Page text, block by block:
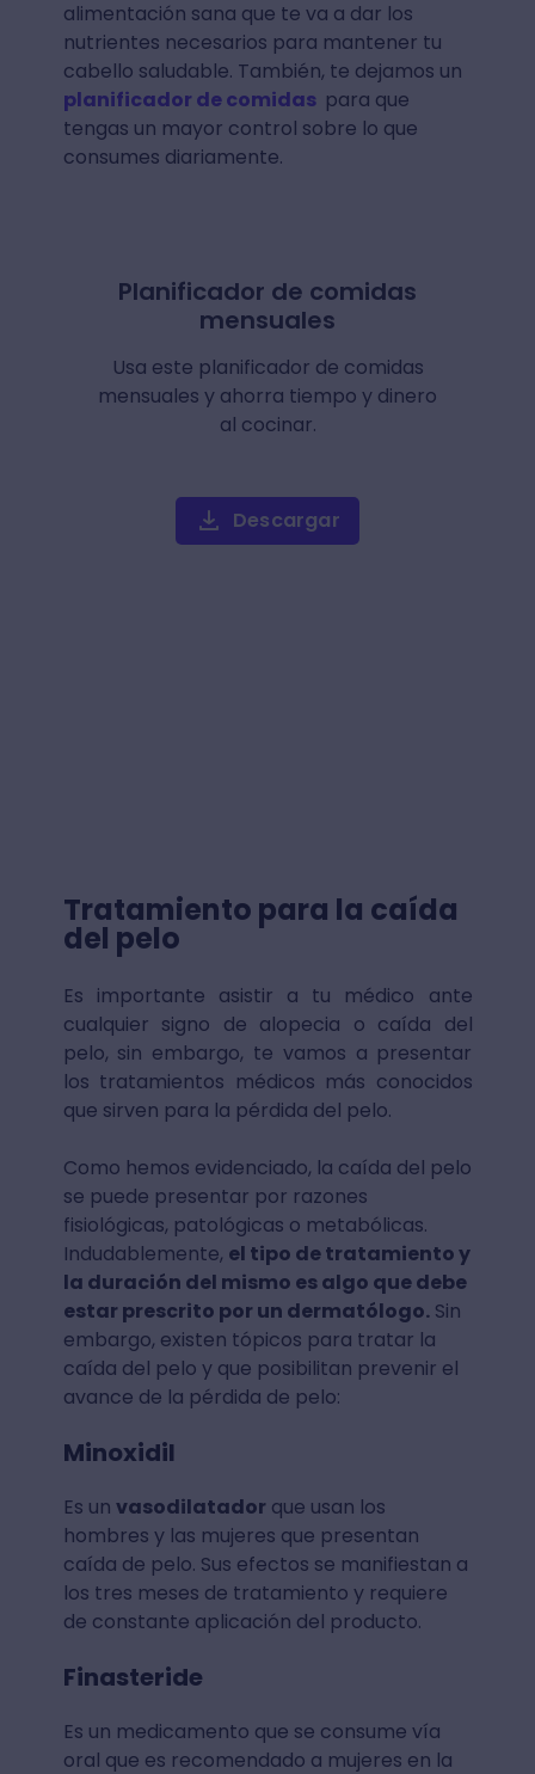
alimentación sana que te va a dar los
nutrientes necesarios para mantener tu
cabello saludable. También, te dejamos un
planificador de comidas para que
tengas un mayor control sobre lo que
consumes diariamente.
Planificador de comidas
mensuales
Usa este planificador de comidas
mensuales y ahorra tiempo y dinero
al cocinar.
Descargar
Tratamiento para la caída
del pelo
Es importante asistir a tu médico ante
cualquier signo de alopecia o caída del
pelo, sin embargo, te vamos a presentar
los tratamientos médicos más conocidos
que sirven para la pérdida del pelo.
Como hemos evidenciado, la caída del pelo
se puede presentar por razones
fisiológicas, patológicas o metabólicas.
Indudablemente, el tipo de tratamiento y
la duración del mismo es algo que debe
estar prescrito por un dermatólogo.Sin
embargo, existen tópicos para tratar la
caída del pelo y que posibilitan prevenir el
avance de la pérdida de pelo:
Minoxidil
Es un vasodilatador que usan los
hombres y las mujeres que presentan
caída de pelo. Sus efectos se manifiestan a
los tres meses de tratamiento y requiere
de constante aplicación del producto.
Finasteride
Es un medicamento que se consume vía
oral que es recomendado a mujeres en la